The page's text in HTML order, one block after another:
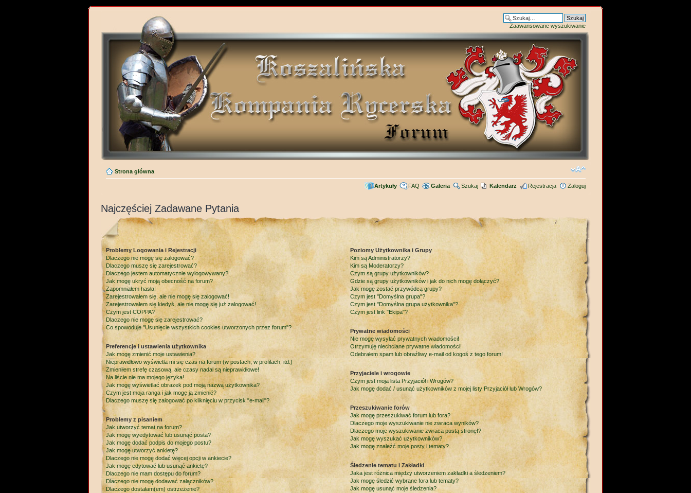
Zaawansowane wyszukiwanie
Strona główna
Artykuły FAQ Galeria Szukaj Kalendarz Rejestracja Zaloguj
Najczęściej Zadawane Pytania
Problemy Logowania i Rejestracji
Dlaczego nie mogę się zalogować?
Dlaczego muszę się zarejestrować?
Dlaczego jestem automatycznie wylogowywany?
Jak mogę ukryć moją obecność na forum?
Zapomniałem hasła!
Zarejestrowałem się, ale nie mogę się zalogować!
Zarejestrowałem się kiedyś, ale nie mogę się już zalogować!
Czym jest COPPA?
Dlaczego nie mogę się zarejestrować?
Co spowoduje "Usunięcie wszystkich cookies utworzonych przez forum"?
Preferencje i ustawienia użytkownika
Jak mogę zmienić moje ustawienia?
Nieprawidłowo wyświetla mi się czas na forum (w postach, w profilach, itd.)
Zmieniłem strefę czasową, ale czasy nadal są nieprawidłowe!
Na liście nie ma mojego języka!
Jak mogę wyświetlać obrazek pod moją nazwą użytkownika?
Czym jest moja ranga i jak mogę ją zmienić?
Dlaczego muszę się zalogować po kliknięciu w przycisk "e-mail"?
Problemy z pisaniem
Jak utworzyć temat na forum?
Jak mogę wyedytować lub usunąć posta?
Jak mogę dodać podpis do mojego postu?
Jak mogę utworzyć ankietę?
Dlaczego nie mogę dodać więcej opcji w ankiecie?
Jak mogę edytować lub usunąć ankietę?
Dlaczego nie mam dostępu do forum?
Dlaczego nie mogę dodawać załączników?
Dlaczego dostałam(em) ostrzeżenie?
Poziomy Użytkownika i Grupy
Kim są Administratorzy?
Kim są Moderatorzy?
Czym są grupy użytkowników?
Gdzie są grupy użytkowników i jak do nich mogę dołączyć?
Jak mogę zostać przywódcą grupy?
Czym jest "Domyślna grupa"?
Czym jest "Domyślna grupa użytkownika"?
Czym jest link "Ekipa"?
Prywatne wiadomości
Nie mogę wysyłać prywatnych wiadomości!
Otrzymuję niechciane prywatne wiadomości!
Odebrałem spam lub obraźliwy e-mail od kogoś z tego forum!
Przyjaciele i wrogowie
Czym jest moja lista Przyjaciół i Wrogów?
Jak mogę dodać / usunąć użytkowników z mojej listy Przyjaciół lub Wrogów?
Przeszukiwanie forów
Jak mogę przeszukiwać forum lub fora?
Dlaczego moje wyszukiwanie nie zwraca wyników?
Dlaczego moje wyszukiwanie zwraca pustą stronę!?
Jak mogę wyszukać użytkowników?
Jak mogę znaleźć moje posty i tematy?
Śledzenie tematu i Zakładki
Jaka jest różnica między utworzeniem zakładki a śledzeniem?
Jak mogę śledzić wybrane fora lub tematy?
Jak mogę usunąć moje śledzenia?